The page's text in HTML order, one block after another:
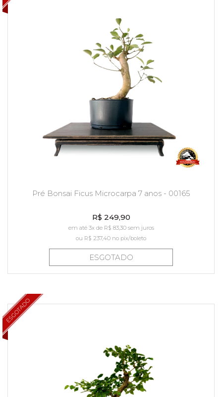
Pré Bonsai Ficus Microcarpa 7 anos - 00165
R$ 249,90
em até 3x de R$ 83,30 sem juros
ou R$ 237,40 no pix/boleto
ESGOTADO
ESGOTADO